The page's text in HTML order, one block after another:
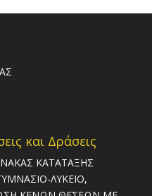
και Δράσεις
ΚΑΤΑΤΑΞΗΣ
ΛΥΚΕΙΟ,